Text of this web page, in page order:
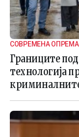
СОВРЕМЕНА
ГРАНИЧНАТА
Границите
технологија